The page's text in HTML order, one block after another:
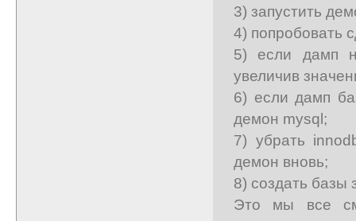
3) запустить
4) попробовать
5) если дамп
увеличив
6) если дамп
демон mysql;
7) убрать
демон вновь;
8) создать базы
Это мы все